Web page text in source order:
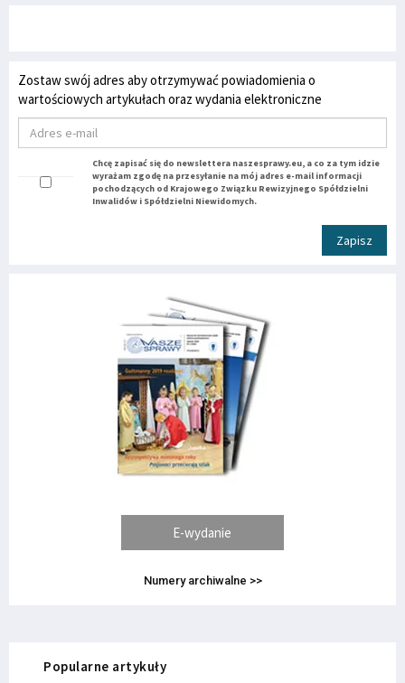
Zostaw swój adres aby otrzymywać powiadomienia o
wartościowych artykułach oraz wydania elektroniczne
Chcę zapisać się do newslettera naszesprawy.eu, a co za tym idzie
wyrażam zgodę na przesyłanie na mój adres e-mail informacji
pochodzących od Krajowego Związku Rewizyjnego Spółdzielni
Inwalidów i Spółdzielni Niewidomych.
Zapisz
E-wydanie
Numery archiwalne >>
Popularne artykuły